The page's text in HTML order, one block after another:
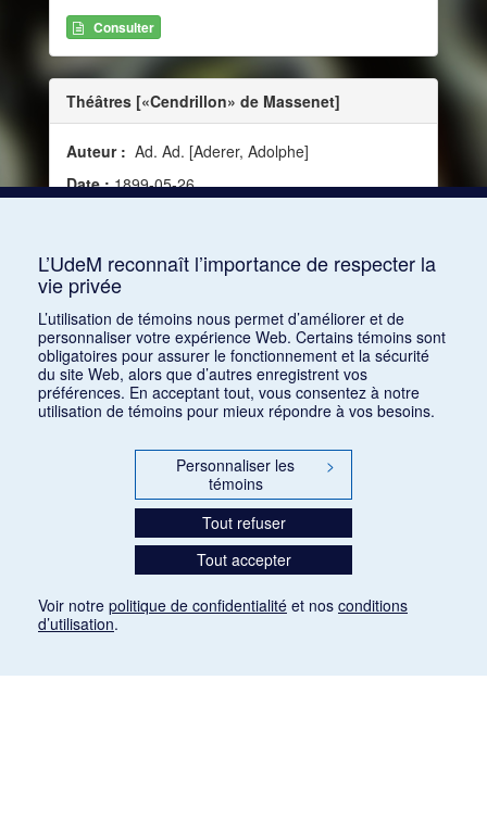
Consulter
Théâtres [«Cendrillon» de Massenet]
Auteur : Ad. Ad. [Aderer, Adolphe]
Date :1899-05-26
L’UdeM reconnaît l’importance de respecter la
vie privée
L’utilisation de témoins nous permet d’améliorer et de
personnaliser votre expérience Web. Certains témoins sont
obligatoires pour assurer le fonctionnement et la sécurité
du site Web, alors que d’autres enregistrent vos
préférences. En acceptant tout, vous consentez à notre
utilisation de témoins pour mieux répondre à vos besoins.
Personnaliser les
témoins
>
Tout refuser
Tout accepter
Voir notre politique de confidentialité et nos conditions
d’utilisation.